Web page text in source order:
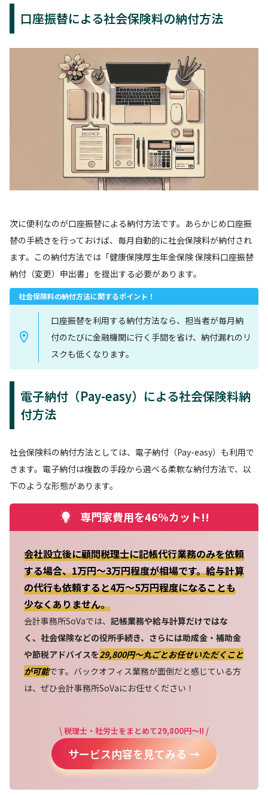
口座振替による社会保険料の納付方法
次に便利なのが口座振替による納付方法です。あらかじめ口座振
替の手続きを行っておけば、毎月自動的に社会保険料が納付され
ます。この納付方法では「健康保険厚生年金保険 保険料口座振替
納付（変更）申出書」を提出する必要があります。
社会保険料の納付方法に関するポイント！
口座振替を利用する納付方法なら、担当者が毎月納
付のたびに金融機関に行く手間を省け、納付漏れのリ
スクも低くなります。
電子納付（Pay-easy）による社会保険料納
付方法
社会保険料の納付方法としては、電子納付（Pay-easy）も利用で
きます。電子納付は複数の手段から選べる柔軟な納付方法で、以
下のような形態があります。
専門家費用を46%カット!!
会社設立後に顧問税理士に記帳代行業務のみを依頼
する場合、1万円～3万円程度が相場です。給与計算
の代行も依頼すると4万～5万円程度になることも
少なくありません。
会計事務所SoVaでは、 記帳業務や給与計算だけではな
く、社会保険などの役所手続き、さらには助成金・補助金
や節税アドバイスを29,800円〜丸ごとお任せいただくこと
が可能です。バックオフィス業務が面倒だと感じている方
は、ぜひ会計事務所SoVaにお任せください！
\ 税理士・社労士をまとめて29,800円～!! /
サービス内容を見てみる →